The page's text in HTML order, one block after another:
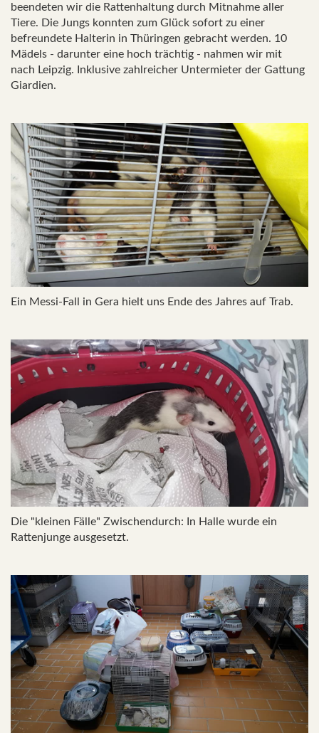
beendeten wir die Rattenhaltung durch Mitnahme aller
Tiere. Die Jungs konnten zum Glück sofort zu einer
befreundete Halterin in Thüringen gebracht werden. 10
Mädels - darunter eine hoch trächtig - nahmen wir mit
nach Leipzig. Inklusive zahlreicher Untermieter der Gattung
Giardien.
Ein Messi-Fall in Gera hielt uns Ende des Jahres auf Trab.
Die "kleinen Fälle" Zwischendurch: In Halle wurde ein
Rattenjunge ausgesetzt.